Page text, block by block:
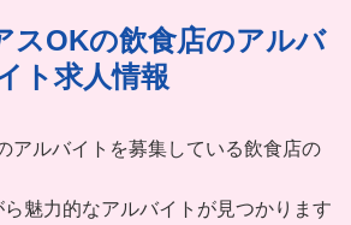
スOKの飲食店のアルバ
ト求人情報
アルバイトを募集している飲食店の
魅力的なアルバイトが見つかります